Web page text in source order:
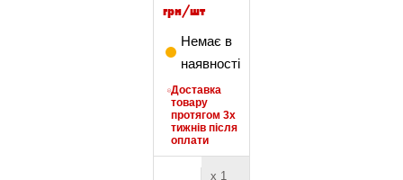
грн/шт
Немає в
наявності
Доставка
товару
протягом 3х
тижнів після
оплати
х 1